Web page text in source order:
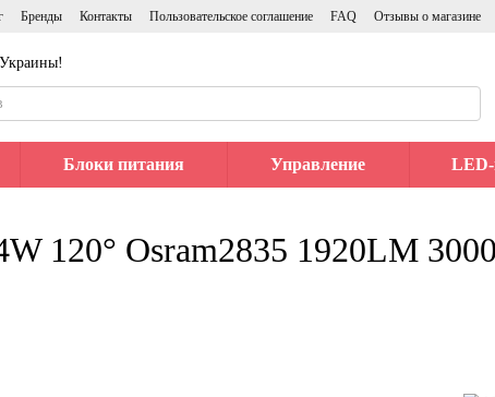
Бренды Контакты Пользовательское соглашение FAQ Отзывы о магазине
Блоки питания Управление
120° Osram2835 1920LM